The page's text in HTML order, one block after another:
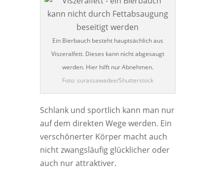
Ein Bierbauch besteht hauptsächlich aus
Viszeralfett. Dieses kann nicht abgesaugt
werden. Hier hilft nur Abnehmen.
Foto: surassawadee/Shutterstock
Schlank und sportlich kann man nur
auf dem direkten Wege werden. Ein
verschönerter Körper macht auch
nicht zwangsläufig glücklicher oder
auch nur attraktiver.